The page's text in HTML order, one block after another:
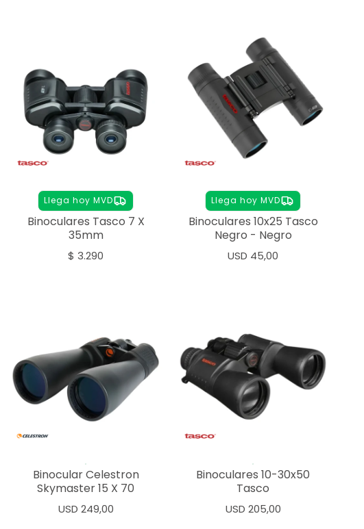
Llega hoy MVD
Binoculares Tasco 7 X
35mm
$ 3.290
Llega hoy MVD
Binoculares 10x25 Tasco
Negro - Negro
USD 45,00
Binocular Celestron
Skymaster 15 X 70
USD 249,00
Binoculares 10-30x50
Tasco
USD 205,00